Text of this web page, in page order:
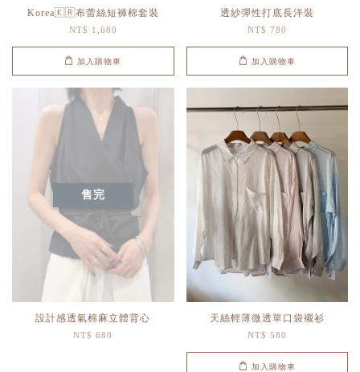
Korea🇰🇷布蕾絲短褲棉套裝
NT$ 1,680
加入購物車
透紗彈性打底長洋裝
NT$ 780
加入購物車
售完
設計感透氣棉麻立體背心
NT$ 680
天絲輕薄微透單口袋襯衫
NT$ 580
加入購物車